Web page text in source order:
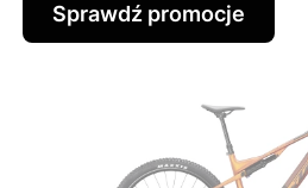
Sprawdź promocje